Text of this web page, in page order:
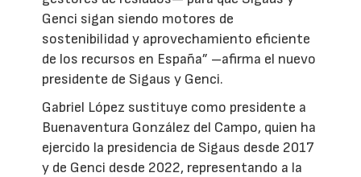
Genci sigan siendo motores de
sostenibilidad y aprovechamiento eficiente
de los recursos en España” –afirma el nuevo
presidente de Sigaus y Genci.
Gabriel López sustituye como presidente a
Buenaventura González del Campo, quien ha
ejercido la presidencia de Sigaus desde 2017
y de Genci desde 2022, representando a la